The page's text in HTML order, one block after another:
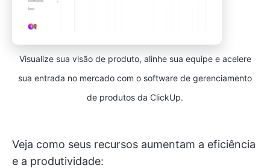
Visualize sua visão de produto, alinhe sua equipe e acelere
sua entrada no mercado com o software de gerenciamento
de produtos da ClickUp.
Veja como seus recursos aumentam a eficiência
e a produtividade: